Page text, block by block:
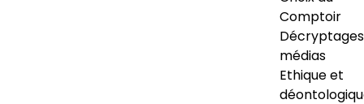
Comptoir
Décryptages
médias
Ethique et